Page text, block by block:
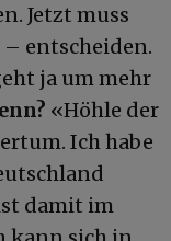
Jetzt muss
– entscheiden.
ja um mehr
«Höhle der
Ich habe
damit im